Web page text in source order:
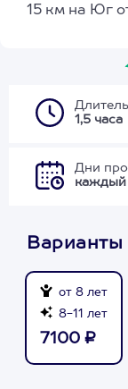
15 км на Юг
1,5 часа
Дни
каждый
Варианты
от 8 лет
8-11 лет
7100 ₽